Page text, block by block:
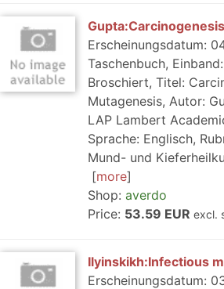
Erscheinungsdatum:
Taschenbuch,
Broschiert, Titel:
Mutagenesis, Autor:
LAP Lambert
Sprache: Englisch,
Mund- und
more
Shop: averdo
Price: 53.59 EUR excl.
Ilyinskikh:Infectious
Erscheinungsdatum: